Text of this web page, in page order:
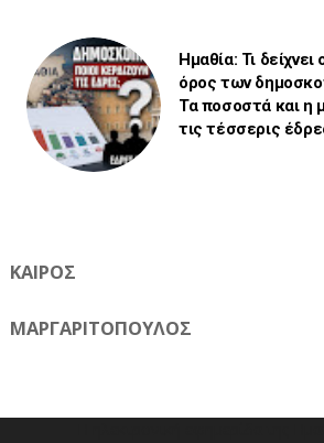
Ημαθία: Τι
όρος των
Τα ποσοστά και η
τις τέσσερις
ΚΑΙΡΟΣ
ΜΑΡΓΑΡΙΤΟΠΟΥΛΟΣ